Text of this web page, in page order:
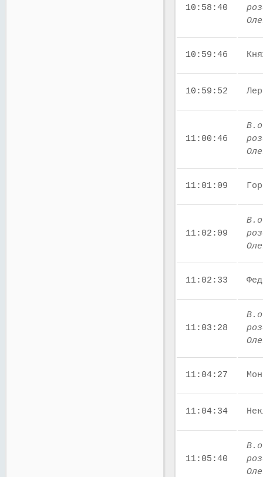
10:58:40
10:59:46
10:59:52
11:00:46
11:01:09
11:02:09
11:02:33
11:03:28
11:04:27
11:04:34
11:05:40